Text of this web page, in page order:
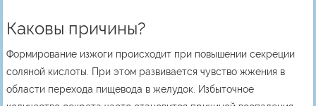
Каковы причины?
Формирование изжоги происходит при повышении секреции
соляной кислоты. При этом развивается чувство жжения в
области перехода пищевода в желудок. Избыточное